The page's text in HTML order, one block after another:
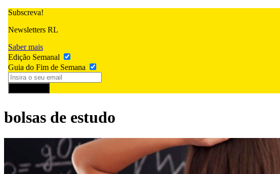
Subscreva!
Newsletters RL
Saber mais
Edição Semanal
Guia do Fim de Semana
bolsas de estudo